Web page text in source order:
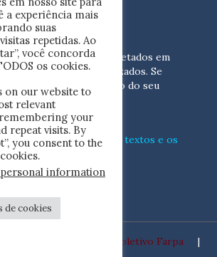
e sumários são coletados em
e sites especializados. Se
em divulgar o acervo do seu
para nós
como processamos os textos e os
neste blog.
Coletivo Farpa |
a experiência mais
suas
repetidas. Ao
você concorda
os cookies.
on our website to
relevant
your
repeat visits. By
you consent to the
information
de cookies